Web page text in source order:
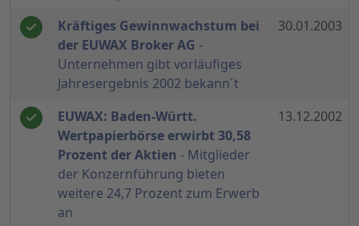
Kräftiges Gewinnwachstum bei
der EUWAX Broker AG -
Unternehmen gibt vorläufiges
Jahresergebnis 2002 bekann´t
30.01.2003
EUWAX: Baden-Württ.
Wertpapierbörse erwirbt 30,58
Prozent der Aktien - Mitglieder
der Konzernführung bieten
weitere 24,7 Prozent zum Erwerb
an
13.12.2002